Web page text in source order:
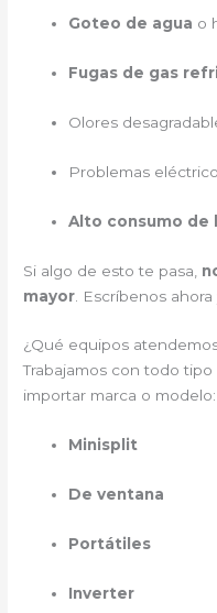
Goteo de agua o
Fugas de gas
Olores
Problemas
Alto consumo de
Si algo de esto te pasa,
mayor . Escríbenos
¿Qué equipos
Trabajamos con todo
importar marca o modelo:
Minisplit
De ventana
Portátiles
Inverter